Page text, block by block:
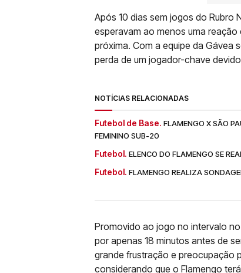
Após 10 dias sem jogos do Rubro
esperavam ao menos uma reação
próxima. Com a equipe da Gávea
perda de um jogador-chave
NOTÍCIAS RELACIONADAS
Futebol de Base. FLAMENGO X SÃO
FEMININO SUB-20
Futebol. ELENCO DO FLAMENGO SE
Futebol. FLAMENGO REALIZA
Promovido ao jogo no intervalo
por apenas 18 minutos antes de
grande frustração e preocupação
considerando que o Flamengo